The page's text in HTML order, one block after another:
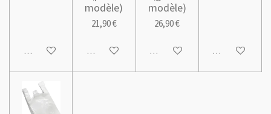
Ajouter au panier
modèle)
21,90 €
Ajouter au panier
modèle)
26,90 €
Ajouter au panierAjouter au